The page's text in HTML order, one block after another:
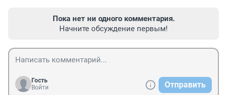
Пока нет ни одного комментария.
Начните обсуждение первым!
Гость
Войти
Отправить